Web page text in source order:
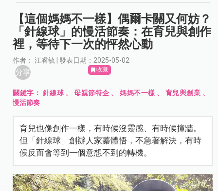
【這個媽媽不一樣】偶爾卡關又何妨？
「針線球」的慢活節奏：在育兒與創作
裡，等待下一次的怦然心動
作者： 江睿毓 | 發表日期：2025-05-02
分享 收藏
關鍵字： 針線球、母親節特企 、媽媽不一樣 、 育兒與創業 、
慢活節奏
育兒也像創作一樣，有時候沒靈感、有時候撞牆。
但「針線球」創辦人家蓁體悟，不急著解決，有時
候反而會等到一個意想不到的轉機。